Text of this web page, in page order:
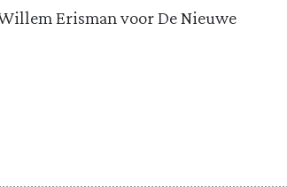
Erisman voor De Nieuwe